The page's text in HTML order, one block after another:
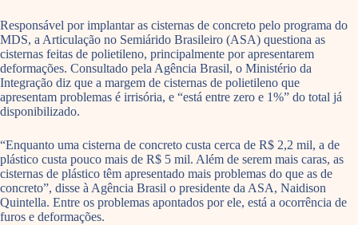
Responsável por implantar as cisternas de concreto pelo programa do
MDS, a Articulação no Semiárido Brasileiro (ASA) questiona as
cisternas feitas de polietileno, principalmente por apresentarem
deformações. Consultado pela Agência Brasil, o Ministério da
Integração diz que a margem de cisternas de polietileno que
apresentam problemas é irrisória, e “está entre zero e 1%” do total já
disponibilizado.
“Enquanto uma cisterna de concreto custa cerca de R$ 2,2 mil, a de
plástico custa pouco mais de R$ 5 mil. Além de serem mais caras, as
cisternas de plástico têm apresentado mais problemas do que as de
concreto”, disse à Agência Brasil o presidente da ASA, Naidison
Quintella. Entre os problemas apontados por ele, está a ocorrência de
furos e deformações.